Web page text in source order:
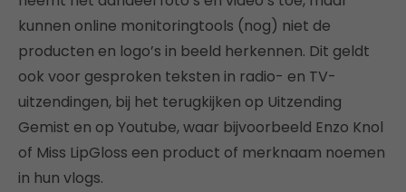
kunnen online monitoringtools (nog) niet de
producten en logo’s in beeld herkennen. Dit geldt
ook voor gesproken teksten in radio- en TV-
uitzendingen, bij het terugkijken op Uitzending
Gemist en op Youtube, waar bijvoorbeeld Enzo Knol
of Miss LipGloss een product of merknaam noemen
in hun vlogs.